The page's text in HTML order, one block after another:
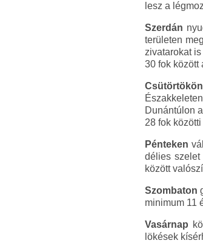
lesz a
Szerdán
területen
zivatarokat
30 fok között
Csütörtökön
Dunántúlon
28 fok
Pénteken
délies
között
Szombaton
minimum 11
Vasárnap
lökések